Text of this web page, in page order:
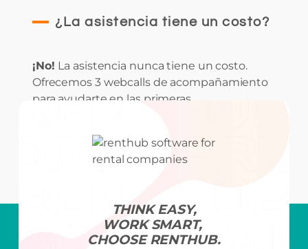
¿La asistencia tiene un costo?
¡No! La asistencia nunca tiene un costo.
Ofrecemos 3 webcalls de acompañamiento
para ayudarte en las primeras
Customer Advisor, quien es hablante nativo.
THINK EASY,
WORK SMART,
CHOOSE RENTHUB.